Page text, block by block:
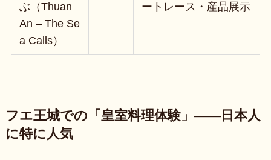
ぶ（Thuan
An – The Se
a Calls）
ートレース・産品展示
フエ王城での「皇室料理体験」——日本人
に特に人気